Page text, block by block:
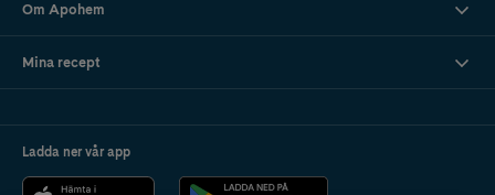
Om Apohem
Mina recept
Ladda ner vår app